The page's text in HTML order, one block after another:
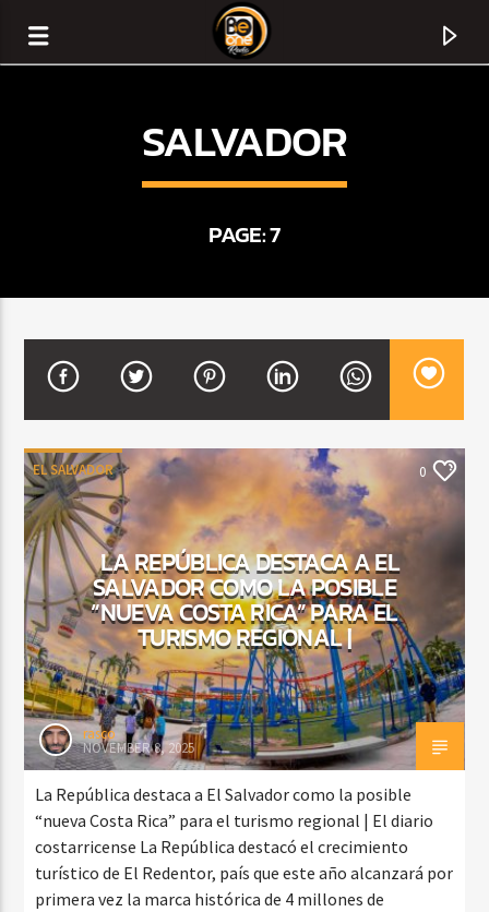
TITLE
ARTIST
CURRENT SHOW
VIBRAS TROPICALES
2:00 AM 4:00 AM
Beone Radio
SALVADOR
PAGE: 7
EL SALVADOR 0
LA REPÚBLICA DESTACA A EL
SALVADOR COMO LA POSIBLE
“NUEVA COSTA RICA” PARA EL
TURISMO REGIONAL |
rasco
NOVEMBER 8, 2025
La República destaca a El Salvador como la posible
“nueva Costa Rica” para el turismo regional | El diario
costarricense La República destacó el crecimiento
turístico de El Redentor, país que este año alcanzará por
primera vez la marca histórica de 4 millones de